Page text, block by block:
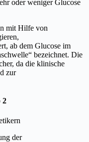
oder weniger Glucose
mit Hilfe von
ab dem Glucose im
bezeichnet. Die
da die klinische
zur
2
der